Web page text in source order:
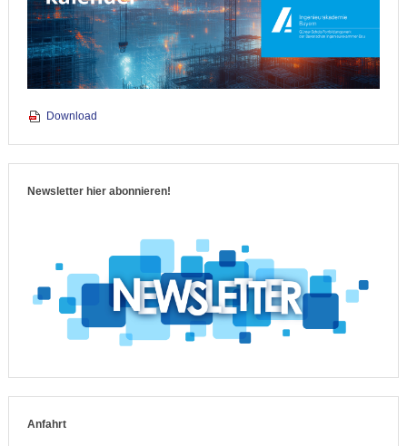
Download
Newsletter hier abonnieren!
Anfahrt